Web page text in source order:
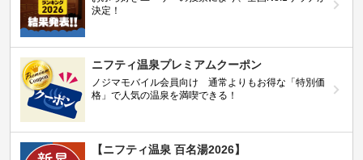
決定！
ニフティ温泉プレミアムクーポン
ノジマモバイル会員向け 通常よりもお得な「特別価
格」で人気の温泉を満喫できる！
【ニフティ温泉 百名湯2026】